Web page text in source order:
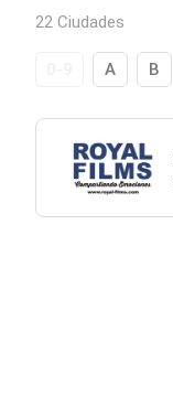
22 Ciudades
A B